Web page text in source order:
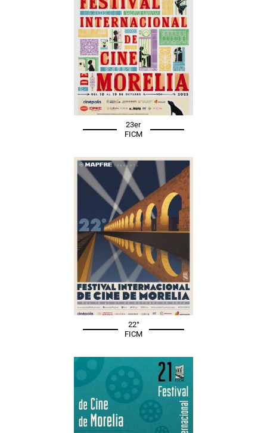
23er
FICM
22°
FICM